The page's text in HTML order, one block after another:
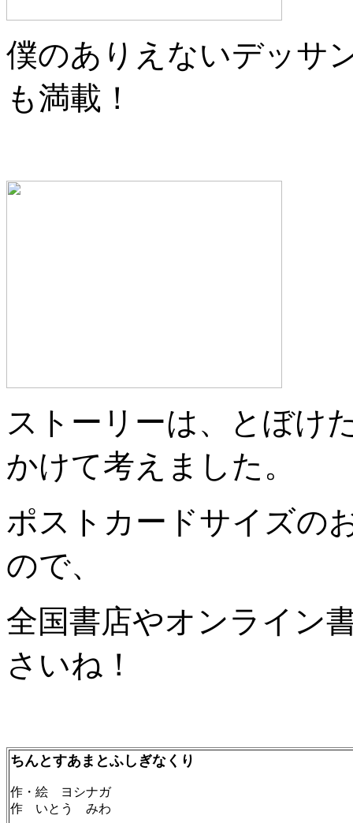
僕のありえないデッサ
も満載！
ストーリーは、とぼけ
かけて考えました。
ポストカードサイズの
ので、
全国書店やオンライン
さいね！
ちんとすあまとふしぎなくり
作・絵 ヨシナガ
作 いとう みわ